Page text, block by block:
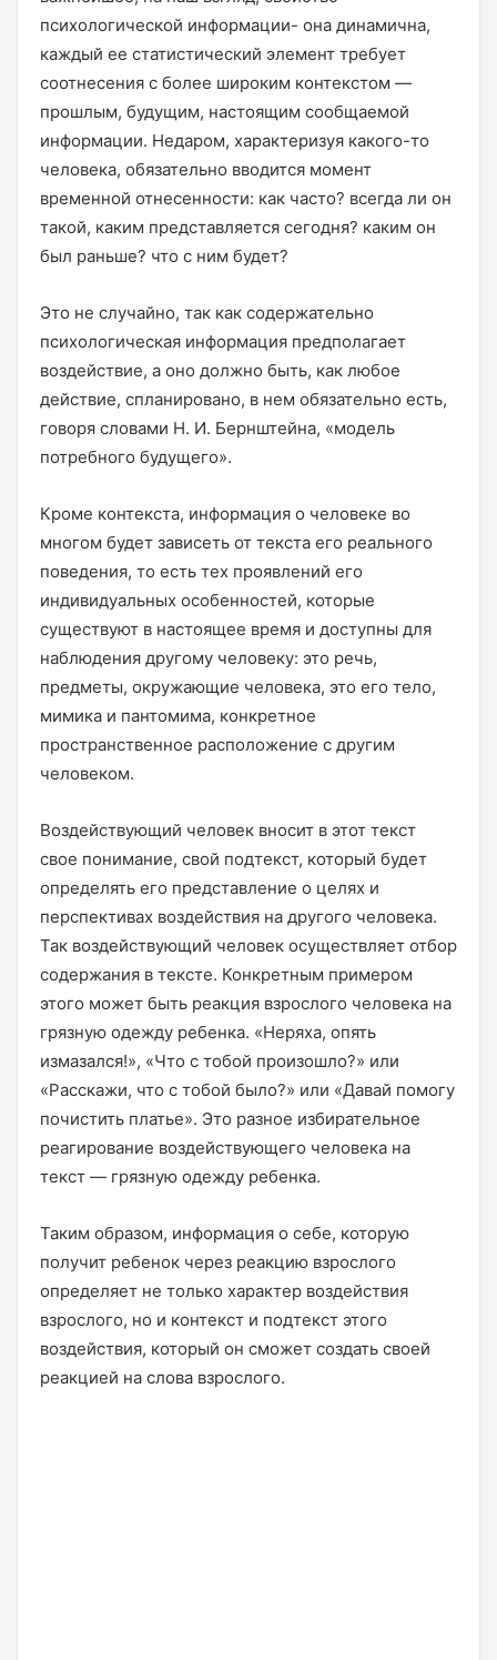
психологической информации- она динамична,
каждый ее статистический элемент требует
соотнесения с более широким контекстом —
прошлым, будущим, настоящим сообщаемой
информации. Недаром, характеризуя какого-то
человека, обязательно вводится момент
временной отнесенности: как часто? всегда ли он
такой, каким представляется сегодня? каким он
был раньше? что с ним будет?
Это не случайно, так как содержательно
психологическая информация предполагает
воздействие, а оно должно быть, как любое
действие, спланировано, в нем обязательно есть,
говоря словами Н. И. Бернштейна, «модель
потребного будущего».
Кроме контекста, информация о человеке во
многом будет зависеть от текста его реального
поведения, то есть тех проявлений его
индивидуальных особенностей, которые
существуют в настоящее время и доступны для
наблюдения другому человеку: это речь,
предметы, окружающие человека, это его тело,
мимика и пантомима, конкретное
пространственное расположение с другим
человеком.
Воздействующий человек вносит в этот текст
свое понимание, свой подтекст, который будет
определять его представление о целях и
перспективах воздействия на другого человека.
Так воздействующий человек осуществляет отбор
содержания в тексте. Конкретным примером
этого может быть реакция взрослого человека на
грязную одежду ребенка. «Неряха, опять
измазался!», «Что с тобой произошло?» или
«Расскажи, что с тобой было?» или «Давай помогу
почистить платье». Это разное избирательное
реагирование воздействующего человека на
текст — грязную одежду ребенка.
Таким образом, информация о себе, которую
получит ребенок через реакцию взрослого
определяет не только характер воздействия
взрослого, но и контекст и подтекст этого
воздействия, который он сможет создать своей
реакцией на слова взрослого.